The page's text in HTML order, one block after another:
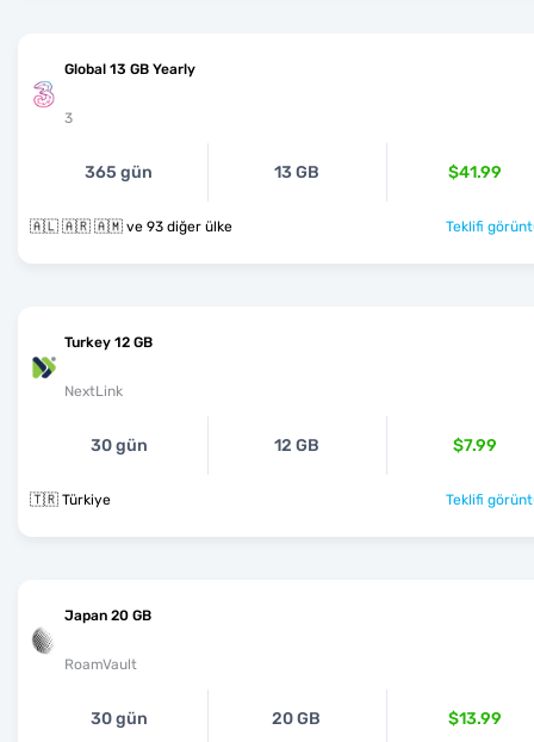
Global 13 GB Yearly
3
365 gün 13 GB $41.99
🇦🇱 🇦🇷 🇦🇲 ve 93 diğer ülke Teklifi
Turkey 12 GB
NextLink
30 gün 12 GB $7.99
🇹🇷 Türkiye Teklifi
Japan 20 GB
RoamVault
30 gün 20 GB $13.99